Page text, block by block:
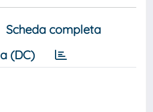
Scheda completa
(DC)